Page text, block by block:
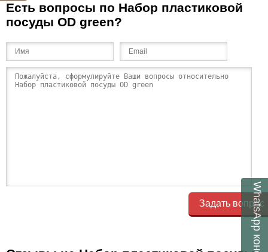
Есть вопросы по Набор пластиковой
посуды OD green?
Задать вопрос
WhatsApp